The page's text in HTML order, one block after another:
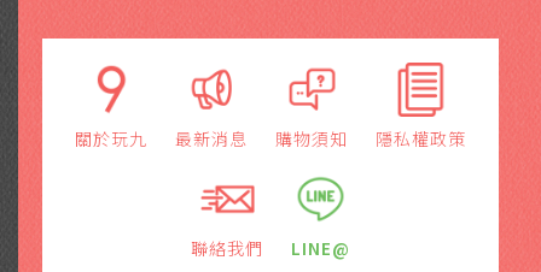
關於玩九 最新消息 購物須知 隱私權政策
聯絡我們 LINE@